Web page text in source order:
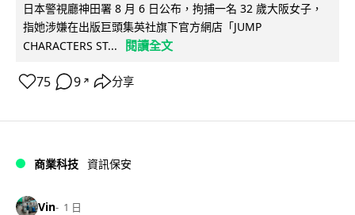
日本警視廳神田署 8 月 6 日公布，拘捕一名 32 歲大阪女子，
指她涉嫌在出版巨頭集英社旗下官方網店「JUMP
CHARACTERS ST...
閱讀全文
75 9 ↗ 分享
商業科技 資訊保安
Vin 1 日